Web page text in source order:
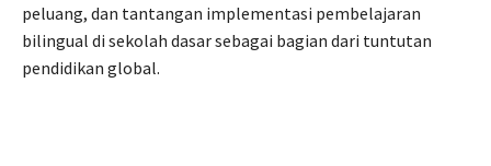
peluang, dan tantangan implementasi pembelajaran
bilingual di sekolah dasar sebagai bagian dari tuntutan
pendidikan global.